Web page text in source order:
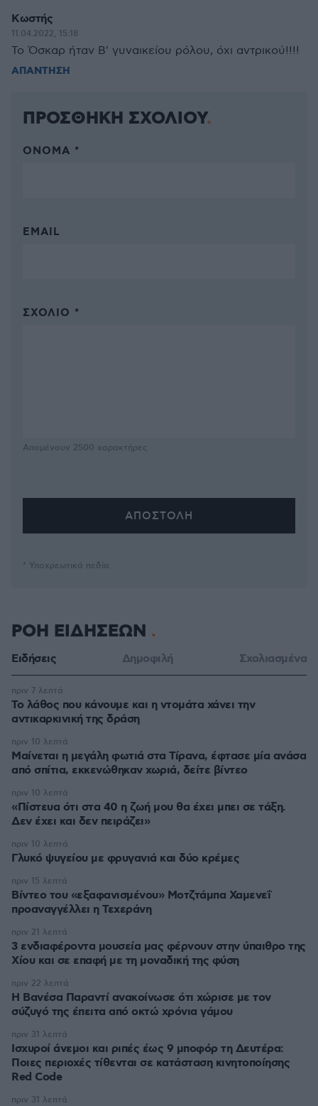
Κωστής
11.04.2022, 15:18
Το Όσκαρ ήταν Β' γυναικείου ρόλου, όχι αντρικού!!!!
ΑΠΑΝΤΗΣΗ
ΠΡΟΣΘΗΚΗ ΣΧΟΛΙΟΥ
ΌΝΟΜΑ *
EMAIL
ΣΧΌΛΙΟ *
Απομένουν 2500 χαρακτήρες
* Υποχρεωτικά πεδία
ΡΟΗ ΕΙΔΗΣΕΩΝ
Ειδήσεις Δημοφιλή Σχολιασμένα
Το λάθος που κάνουμε και η ντομάτα χάνει την
αντικαρκινική της δράση
πριν 7 λεπτά
Μαίνεται η μεγάλη φωτιά στα Τίρανα, έφτασε μία ανάσα
από σπίτια, εκκενώθηκαν χωριά, δείτε βίντεο
πριν 10 λεπτά
«Πίστευα ότι στα 40 η ζωή μου θα έχει μπει σε τάξη.
Δεν έχει και δεν πειράζει»
πριν 10 λεπτά
Γλυκό ψυγείου με φρυγανιά και δύο κρέμες
πριν 10 λεπτά
Βίντεο του «εξαφανισμένου» Μοτζτάμπα Χαμενεΐ
προαναγγέλλει η Τεχεράνη
πριν 15 λεπτά
3 ενδιαφέροντα μουσεία μας φέρνουν στην ύπαιθρο της
Χίου και σε επαφή με τη μοναδική της φύση
πριν 21 λεπτά
Η Βανέσα Παραντί ανακοίνωσε ότι χώρισε με τον
σύζυγό της έπειτα από οκτώ χρόνια γάμου
πριν 22 λεπτά
Ισχυροί άνεμοι και ριπές έως 9 μποφόρ τη Δευτέρα:
Ποιες περιοχές τίθενται σε κατάσταση κινητοποίησης
Red Code
πριν 31 λεπτά
πριν 31 λεπτά